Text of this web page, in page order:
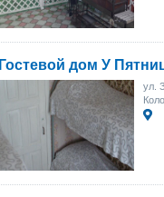
Гостевой дом У
ул.